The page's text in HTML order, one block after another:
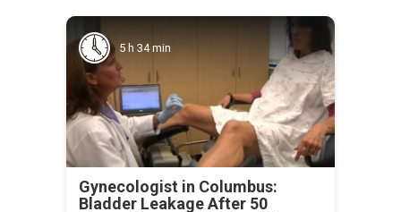
5 h 34 min
Gynecologist in Columbus:
Bladder Leakage After 50